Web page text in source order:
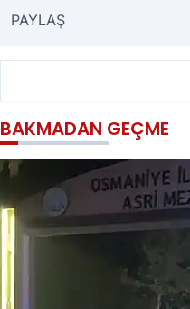
PAYLAŞ
BAKMADAN GEÇME